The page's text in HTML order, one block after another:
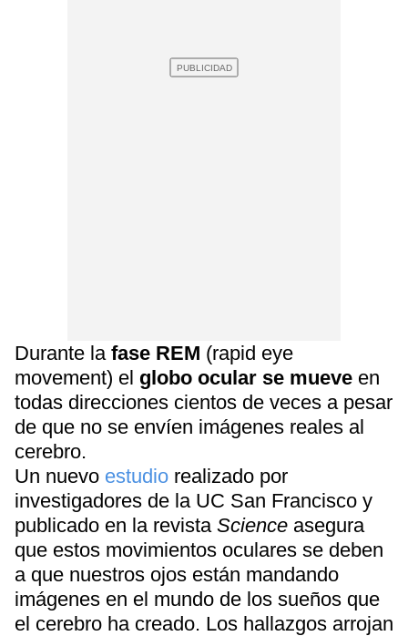
Durante la fase REM (rapid eye
movement) el globo ocular se mueve en
todas direcciones cientos de veces a pesar
de que no se envíen imágenes reales al
cerebro.
Un nuevo estudio realizado por
investigadores de la UC San Francisco y
publicado en la revista Science asegura
que estos movimientos oculares se deben
a que nuestros ojos están mandando
imágenes en el mundo de los sueños que
el cerebro ha creado. Los hallazgos arrojan